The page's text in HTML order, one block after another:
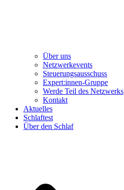
Über uns
Netzwerkevents
Steuerungsausschuss
Expert:innen-Gruppe
Werde Teil des Netzwerks
Kontakt
Aktuelles
Schlaftest
Über den Schlaf